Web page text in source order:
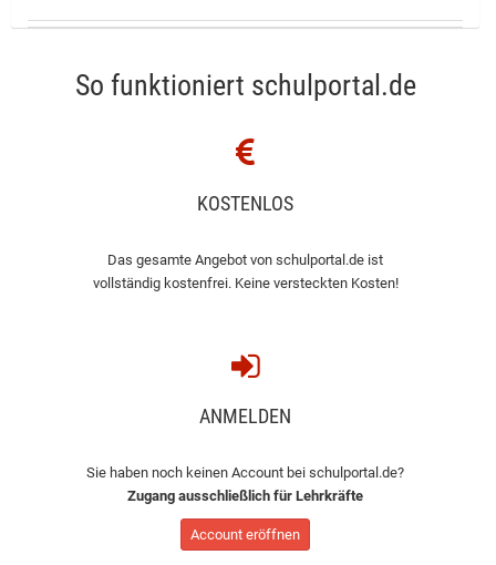
So funktioniert schulportal.de
KOSTENLOS
Das gesamte Angebot von schulportal.de ist
vollständig kostenfrei. Keine versteckten Kosten!
ANMELDEN
Sie haben noch keinen Account bei schulportal.de?
Zugang ausschließlich für Lehrkräfte
Account eröffnen